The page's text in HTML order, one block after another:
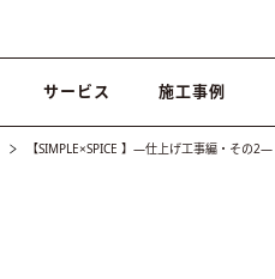
サービス 施工事例
【SIMPLE×SPICE 】―仕上げ工事編・その2―